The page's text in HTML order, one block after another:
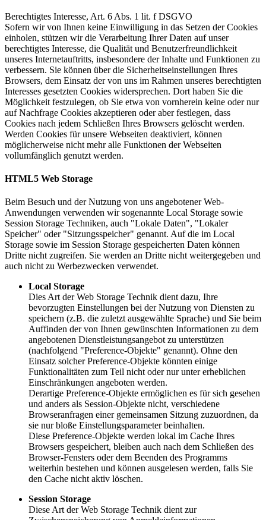
Berechtigtes Interesse, Art. 6 Abs. 1 lit. f DSGVO
Sofern wir von Ihnen keine Einwilligung in das Setzen der Cookies
einholen, stützen wir die Verarbeitung Ihrer Daten auf unser
berechtigtes Interesse, die Qualität und Benutzerfreundlichkeit
unseres Internetauftritts, insbesondere der Inhalte und Funktionen zu
verbessern. Sie können über die Sicherheitseinstellungen Ihres
Browsers, dem Einsatz der von uns im Rahmen unseres berechtigten
Interesses gesetzten Cookies widersprechen. Dort haben Sie die
Möglichkeit festzulegen, ob Sie etwa von vornherein keine oder nur
auf Nachfrage Cookies akzeptieren oder aber festlegen, dass
Cookies nach jedem Schließen Ihres Browsers gelöscht werden.
Werden Cookies für unsere Webseiten deaktiviert, können
möglicherweise nicht mehr alle Funktionen der Webseiten
vollumfänglich genutzt werden.
HTML5 Web Storage
Beim Besuch und der Nutzung von uns angebotener Web-
Anwendungen verwenden wir sogenannte Local Storage sowie
Session Storage Techniken, auch "Lokale Daten", "Lokaler
Speicher" oder "Sitzungsspeicher" genannt. Auf die im Local
Storage sowie im Session Storage gespeicherten Daten können
Dritte nicht zugreifen. Sie werden an Dritte nicht weitergegeben und
auch nicht zu Werbezwecken verwendet.
Local Storage
Dies Art der Web Storage Technik dient dazu, Ihre
bevorzugten Einstellungen bei der Nutzung von Diensten zu
speichern (z.B. die zuletzt ausgewählte Sprache) und Sie beim
Auffinden der von Ihnen gewünschten Informationen zu dem
angebotenen Dienstleistungsangebot zu unterstützen
(nachfolgend "Preference-Objekte" genannt). Ohne den
Einsatz solcher Preference-Objekte könnten einige
Funktionalitäten zum Teil nicht oder nur unter erheblichen
Einschränkungen angeboten werden.
Derartige Preference-Objekte ermöglichen es für sich gesehen
und anders als Session-Objekte nicht, verschiedene
Browseranfragen einer gemeinsamen Sitzung zuzuordnen, da
sie nur bloße Einstellungsparameter beinhalten.
Diese Preference-Objekte werden lokal im Cache Ihres
Browsers gespeichert, bleiben auch nach dem Schließen des
Browser-Fensters oder dem Beenden des Programms
weiterhin bestehen und können ausgelesen werden, falls Sie
den Cache nicht aktiv löschen.
Session Storage
Diese Art der Web Storage Technik dient zur